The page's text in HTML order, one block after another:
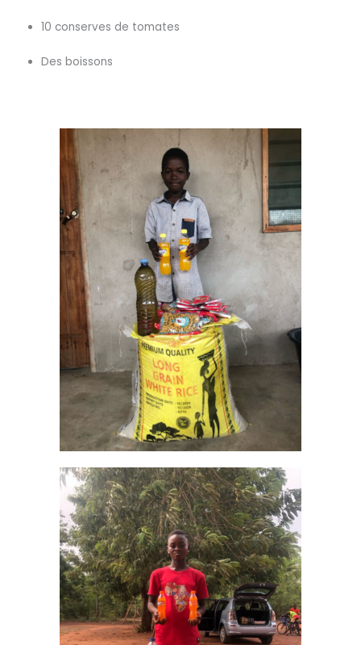
10 conserves de tomates
Des boissons